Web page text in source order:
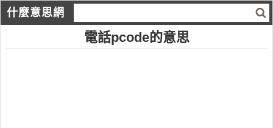
什麼意思網
電話pcode的意思